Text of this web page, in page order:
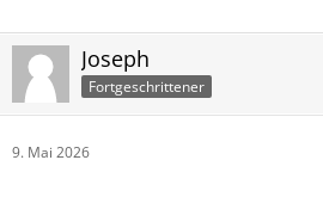
Joseph
Fortgeschrittener
9. Mai 2026